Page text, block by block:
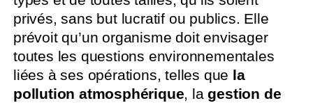
privés, sans but lucratif ou publics. Elle
prévoit qu’un organisme doit envisager
toutes les questions environnementales
liées à ses opérations, telles que la
pollution atmosphérique, lagestion de